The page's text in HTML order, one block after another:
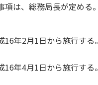
は、総務局長が定める。
16年2月1日から施行する。
16年4月1日から施行する。